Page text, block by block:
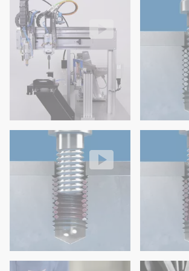
Video: https://
Filete
Video:
HELICOIL® Plus Screwlock
Insertos roscados para metales con
Video: https://
Filete
Video:
Reparación de roscas HELICOIL®Video: